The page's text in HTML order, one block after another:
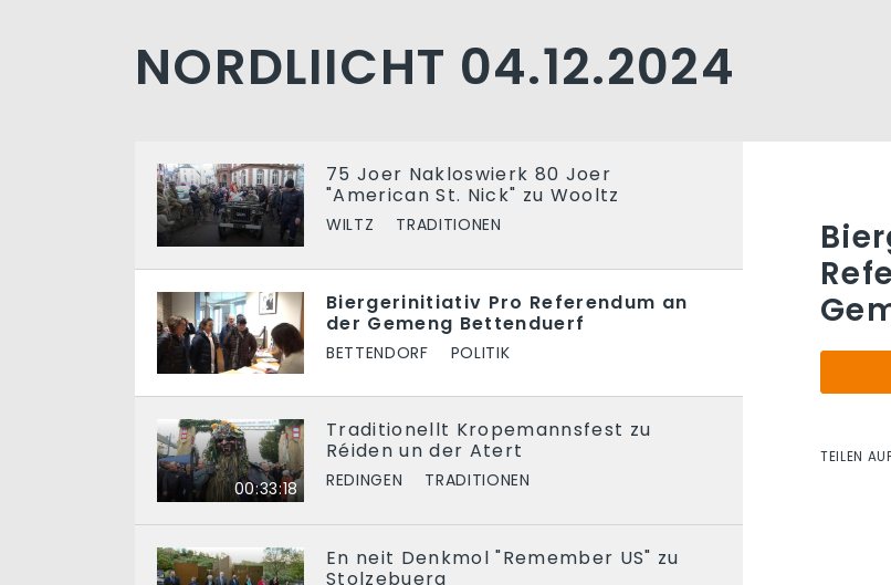
NORDLIICHT 04.12.2024
75 Joer Nakloswierk 80 Joer
"American St. Nick" zu Wooltz
WILTZ TRADITIONEN
Biergerinitiativ Pro Referendum an
der Gemeng Bettenduerf
BETTENDORF POLITIK
00:33:18
Traditionellt Kropemannsfest zu
Réiden un der Atert
REDINGEN TRADITIONEN
En neit Denkmol "Remember US" zu
Stolzebuerg
TEILEN